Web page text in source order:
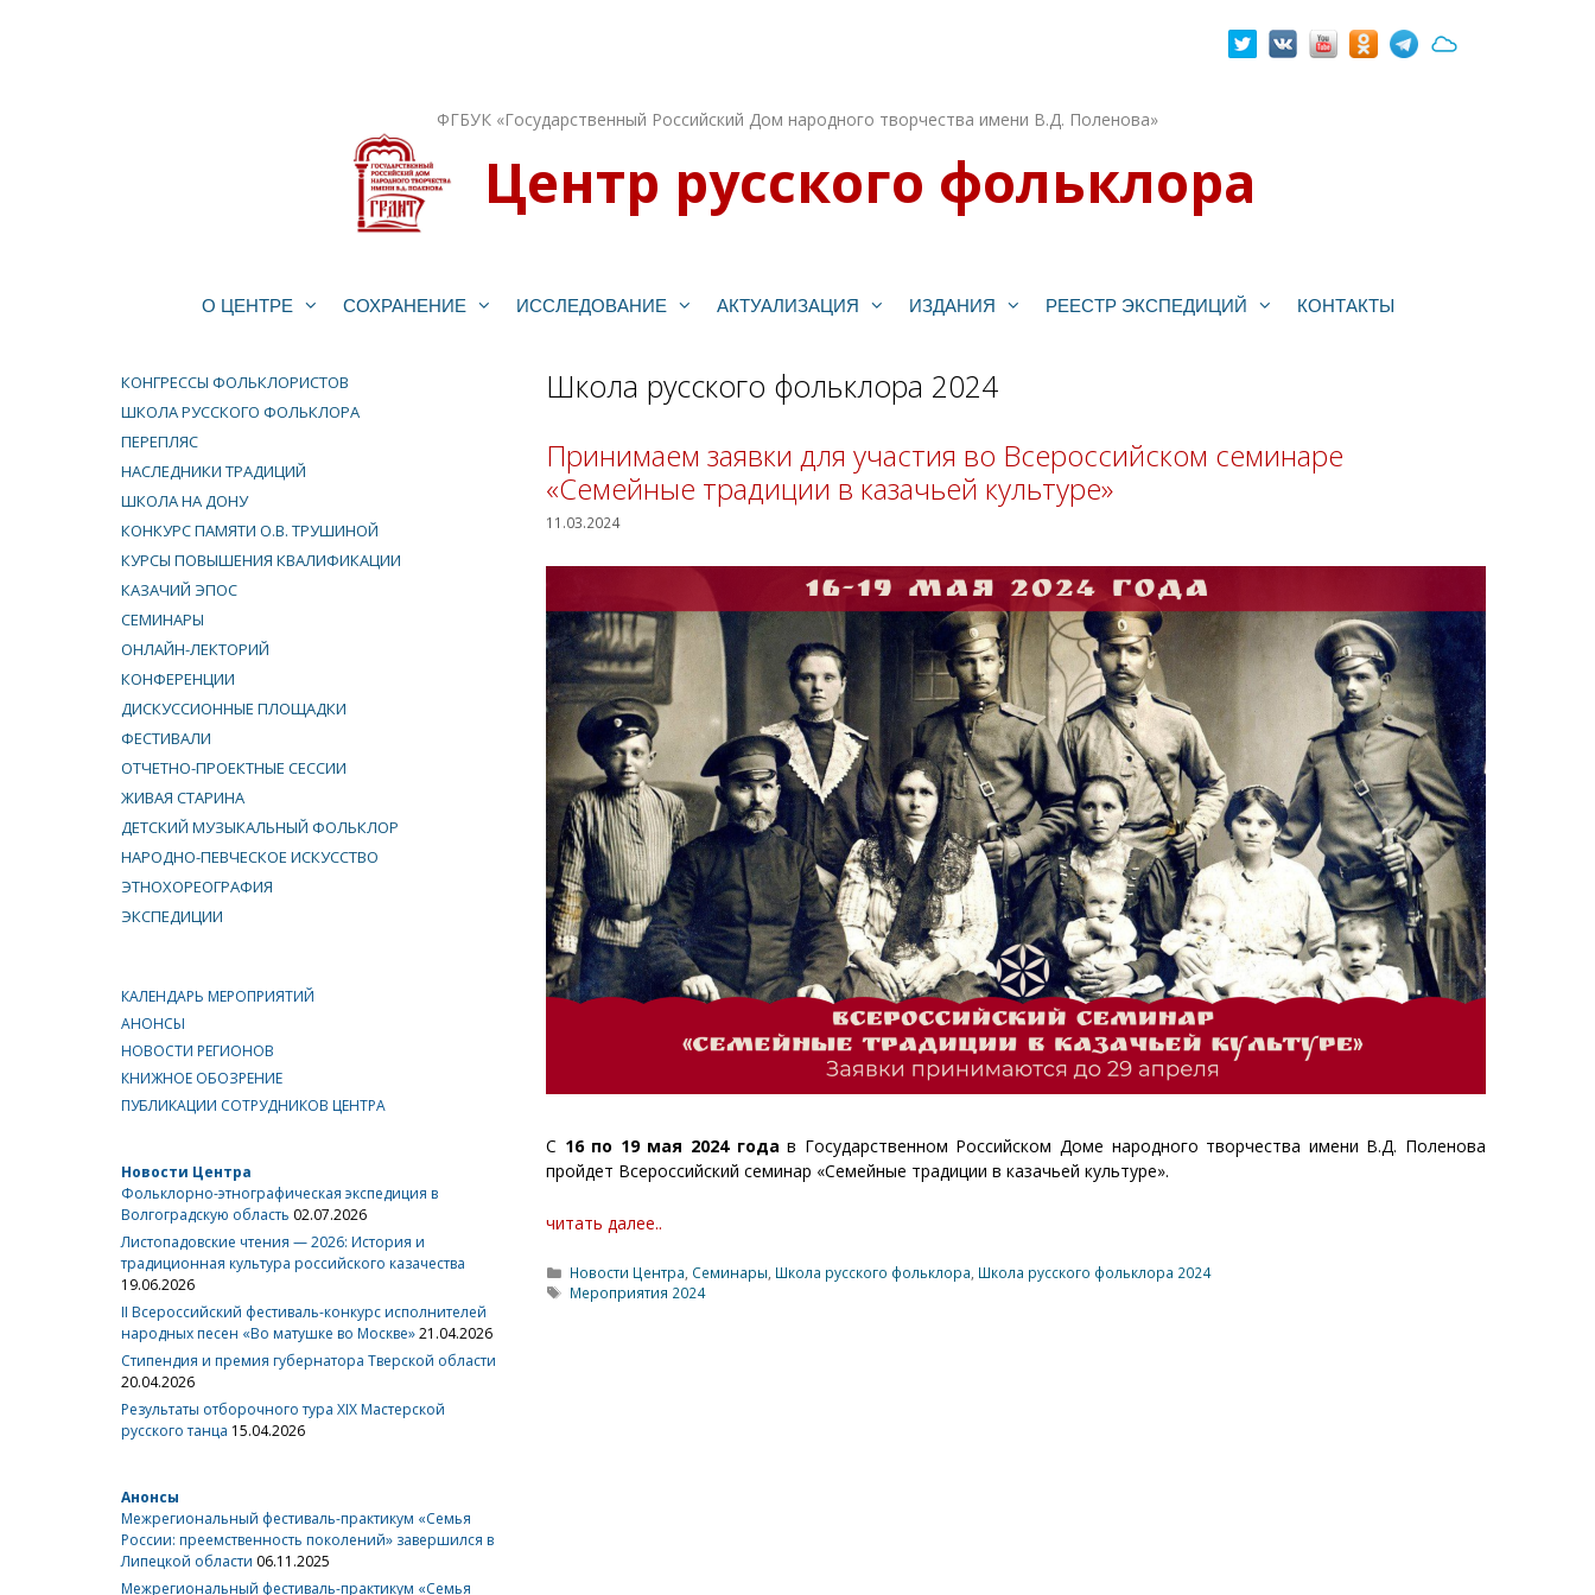
ФГБУК «Государственный Российский Дом народного творчества имени В.Д. Поленова»
Центр русского фольклора
О ЦЕНТРЕ СОХРАНЕНИЕ ИССЛЕДОВАНИЕ АКТУАЛИЗАЦИЯ ИЗДАНИЯ РЕЕСТР ЭКСПЕДИЦИЙ КОНТАКТЫ
Школа русского фольклора 2024
Принимаем заявки для участия во Всероссийском семинаре
«Семейные традиции в казачьей культуре»
11.03.2024
С 16 по 19 мая 2024 года в Государственном Российском Доме народного творчества имени В.Д. Поленова
пройдет Всероссийский семинар «Семейные традиции в казачьей культуре».
читать далее..
Рубрики
Новости Центра, Семинары, Школа русского фольклора, Школа русского фольклора 2024
Метки
Мероприятия 2024
КОНГРЕССЫ ФОЛЬКЛОРИСТОВ
ШКОЛА РУССКОГО ФОЛЬКЛОРА
ПЕРЕПЛЯС
НАСЛЕДНИКИ ТРАДИЦИЙ
ШКОЛА НА ДОНУ
КОНКУРС ПАМЯТИ О.В. ТРУШИНОЙ
КУРСЫ ПОВЫШЕНИЯ КВАЛИФИКАЦИИ
КАЗАЧИЙ ЭПОС
СЕМИНАРЫ
ОНЛАЙН-ЛЕКТОРИЙ
КОНФЕРЕНЦИИ
ДИСКУССИОННЫЕ ПЛОЩАДКИ
ФЕСТИВАЛИ
ОТЧЕТНО-ПРОЕКТНЫЕ СЕССИИ
ЖИВАЯ СТАРИНА
ДЕТСКИЙ МУЗЫКАЛЬНЫЙ ФОЛЬКЛОР
НАРОДНО-ПЕВЧЕСКОЕ ИСКУССТВО
ЭТНОХОРЕОГРАФИЯ
ЭКСПЕДИЦИИ
КАЛЕНДАРЬ МЕРОПРИЯТИЙ
АНОНСЫ
НОВОСТИ РЕГИОНОВ
КНИЖНОЕ ОБОЗРЕНИЕ
ПУБЛИКАЦИИ СОТРУДНИКОВ ЦЕНТРА
Новости Центра
Фольклорно-этнографическая экспедиция в
Волгоградскую область 02.07.2026
Листопадовские чтения — 2026: История и
традиционная культура российского казачества
19.06.2026
II Всероссийский фестиваль-конкурс исполнителей
народных песен «Во матушке во Москве»21.04.2026
Стипендия и премия губернатора Тверской области
20.04.2026
Результаты отборочного тура XIX Мастерской
русского танца 15.04.2026
Анонсы
Межрегиональный фестиваль-практикум «Семья
России: преемственность поколений» завершился в
Липецкой области 06.11.2025
Межрегиональный фестиваль-практикум «Семья